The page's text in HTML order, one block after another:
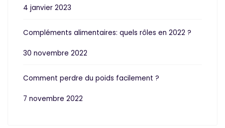
4 janvier 2023
Compléments alimentaires: quels rôles en 2022 ?
30 novembre 2022
Comment perdre du poids facilement ?
7 novembre 2022